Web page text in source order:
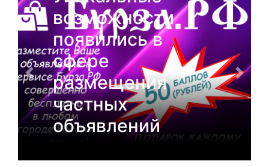
возможности
появились в
сфере
размещения
частных
объявлений